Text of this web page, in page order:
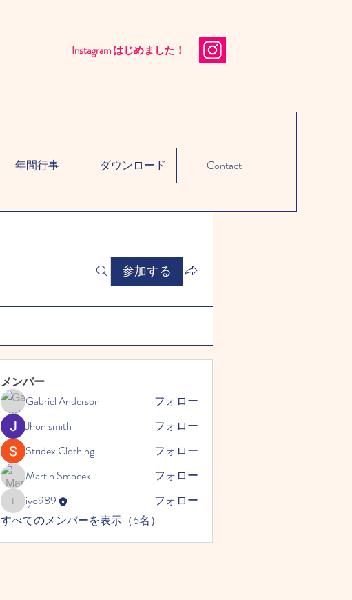
Instagram はじめました！​
年間行事 ダウンロード Contact
参加する
メンバー
Gabriel Anderson
フォロー
Jhon smith
フォロー
Stridex Clothing
フォロー
Martin Smocek
フォロー
iyo989iyo989
フォロー
すべてのメンバーを表示（6名）